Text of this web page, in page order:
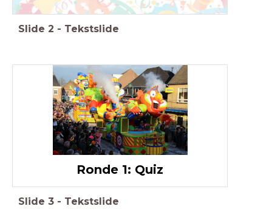
Slide 2 - Tekstslide
Ronde 1: Quiz
Slide 3 - Tekstslide